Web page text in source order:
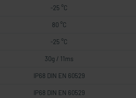
-25 °C
80 °C
-25 °C
30g / 11ms
IP68 DIN EN 60529
IP68 DIN EN 60529